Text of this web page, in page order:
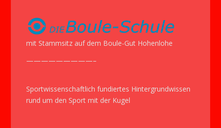
mit Stammsitz auf dem Boule-Gut Hohenlohe
—————————–
Sportwissenschaftlich fundiertes Hintergrundwissen
rund um den Sport mit der Kugel